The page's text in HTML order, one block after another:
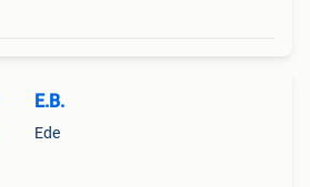
E.B.
Ede